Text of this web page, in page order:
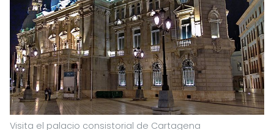
Visita el palacio consistorial de Cartagena